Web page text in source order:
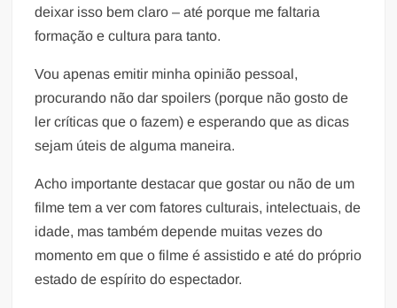
deixar isso bem claro – até porque me faltaria
formação e cultura para tanto.
Vou apenas emitir minha opinião pessoal,
procurando não dar spoilers (porque não gosto de
ler críticas que o fazem) e esperando que as dicas
sejam úteis de alguma maneira.
Acho importante destacar que gostar ou não de um
filme tem a ver com fatores culturais, intelectuais, de
idade, mas também depende muitas vezes do
momento em que o filme é assistido e até do próprio
estado de espírito do espectador.